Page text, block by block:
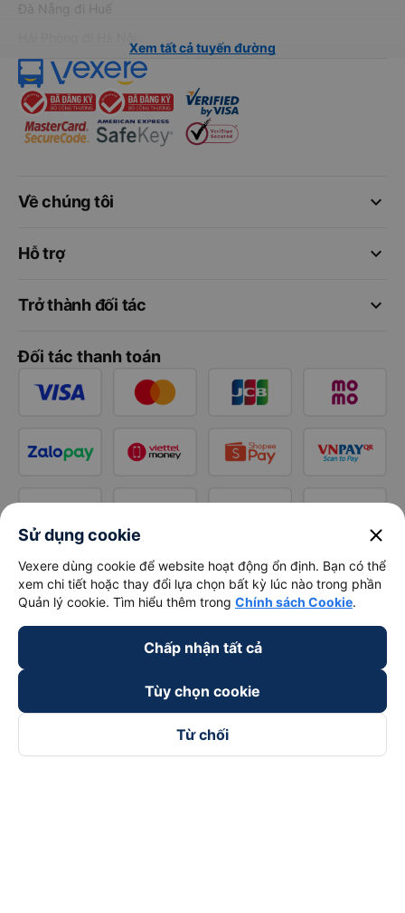
Đà Nẵng đi Huế
Xem tất cả tuyến đường
keyboard_arrow_down
Về chúng tôi
keyboard_arrow_down
Hỗ trợ
keyboard_arrow_down
Trở thành đối tác
Đối tác thanh toán
Sử dụng cookie close
Vexere dùng cookie để website hoạt động ổn định. Bạn có thể
xem chi tiết hoặc thay đổi lựa chọn bất kỳ lúc nào trong phần
Quản lý cookie. Tìm hiểu thêm trong Chính sách Cookie.
Chấp nhận tất cả
Tùy chọn cookie
Từ chối